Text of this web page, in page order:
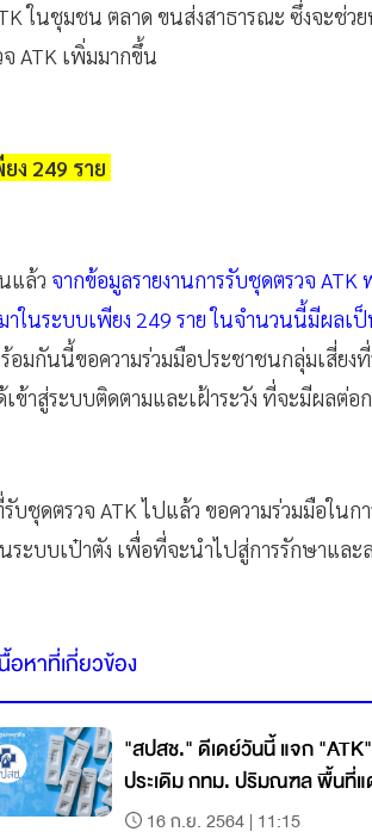
ในชุมชน ตลาด ขนส่งสาธารณะ ซึ่งจะช่ว
จ ATK เพิ่มมากขึ้น
ง 249 ราย
แล้ว จากข้อมูลรายงานการรับชุดตรวจ
ในระบบเพียง 249 ราย ในจำนวนนี้มีผลเป็
อมกันนี้ขอความร่วมมือประชาชนกลุ่มเสี่ยง
เข้าสู่ระบบติดตามและเฝ้าระวัง ที่จะมีผลต่
บชุดตรวจ ATK ไปแล้ว ขอความร่วมมือในก
ระบบเป๋าตัง เพื่อที่จะนำไปสู่การรักษาและ
อหาที่เกี่ยวข้อง
"สปสช." ดีเดย์วันนี้ แจก
ประเดิม กทม. ปริมณฑล พื้นที่แ
16 ก.ย. 2564 | 11:15